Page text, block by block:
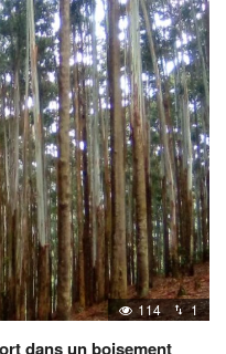
114 1
dans un boisement